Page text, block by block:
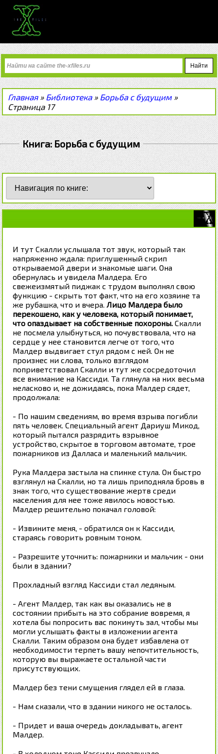
Главная» Библиотека» Борьба с будущим »
Страница 17
Книга: Борьба с будущим
И тут Скалли услышала тот звук, который так
напряженно ждала: приглушенный скрип
открываемой двери и знакомые шаги. Она
обернулась и увидела Малдера. Его
свежеизмятый пиджак с трудом выполнял свою
функцию - скрыть тот факт, что на его хозяине та
же рубашка, что и вчера.Лицо Малдера было
перекошено, как у человека, который понимает,
что опаздывает на собственные похороны. Скалли
не посмела улыбнуться, но почувствовала, что на
сердце у нее становится легче от того, что
Малдер выдвигает стул рядом с ней. Он не
произнес ни слова, только взглядом
поприветствовал Скалли и тут же сосредоточил
все внимание на Кассиди. Та глянула на них весьма
неласково и, не дожидаясь, пока Малдер сядет,
продолжала:
- По нашим сведениям, во время взрыва погибли
пять человек. Специальный агент Дариуш Микод,
который пытался разрядить взрывное
устройство, скрытое в торговом автомате, трое
пожарников из Далласа и маленький мальчик.
Рука Малдера застыла на спинке стула. Он быстро
взглянул на Скалли, но та лишь приподняла бровь в
знак того, что существование жертв среди
населения для нее тоже явилось новостью.
Малдер решительно покачал головой:
- Извините меня, - обратился он к Кассиди,
стараясь говорить ровным тоном.
- Разрешите уточнить: пожарники и мальчик - они
были в здании?
Прохладный взгляд Кассиди стал ледяным.
- Агент Малдер, так как вы оказались не в
состоянии прибыть на это собрание вовремя, я
хотела бы попросить вас покинуть зал, чтобы мы
могли услышать факты в изложении агента
Скалли. Таким образом она будет избавлена от
необходимости терпеть вашу непочтительность,
которую вы выражаете остальной части
присутствующих.
Малдер без тени смущения глядел ей в глаза.
- Нам сказали, что в здании никого не осталось.
- Придет и ваша очередь докладывать, агент
Малдер.